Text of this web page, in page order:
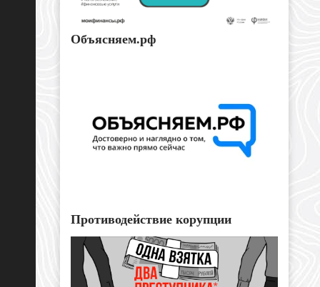
Объясняем.рф
Противодействие корупции